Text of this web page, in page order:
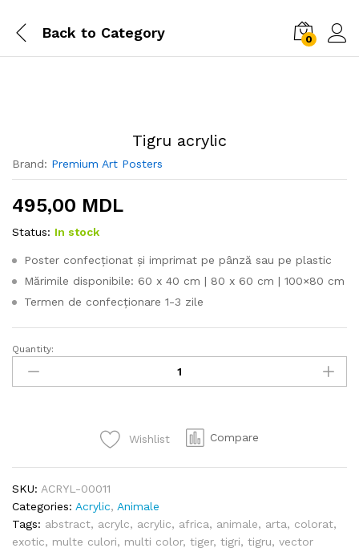
Back to Category 0
Tigru acrylic
Brand: Premium Art Posters
495,00 MDL
Status: In stock
Poster confecționat și imprimat pe pânză sau pe plastic
Mărimile disponibile: 60 x 40 cm | 80 x 60 cm | 100×80 cm
Termen de confecționare 1-3 zile
Tigru
acrylic
quantity
Quantity:
Wishlist Compare
SKU: ACRYL-00011
Categories: Acrylic, Animale
Tags: abstract, acrylc, acrylic, africa, animale, arta, colorat,
exotic, multe culori, multi color, tiger, tigri, tigru, vector